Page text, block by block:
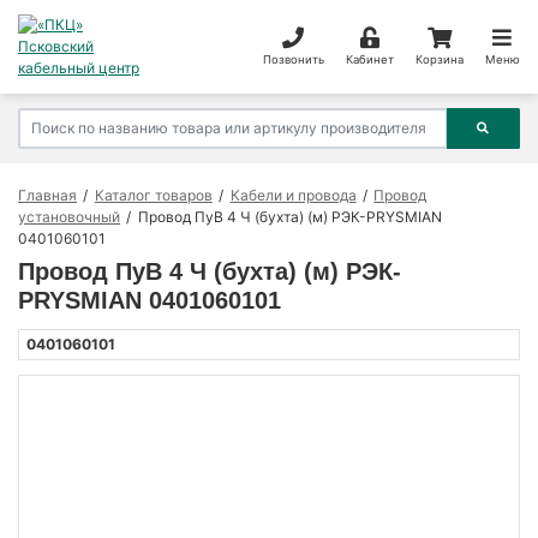
Позвонить Кабинет Корзина Меню
Главная Каталог товаров Кабели и провода
Провод
установочный
Провод ПуВ 4 Ч (бухта) (м) РЭК-PRYSMIAN
0401060101
Провод ПуВ 4 Ч (бухта) (м) РЭК-
PRYSMIAN 0401060101
0401060101